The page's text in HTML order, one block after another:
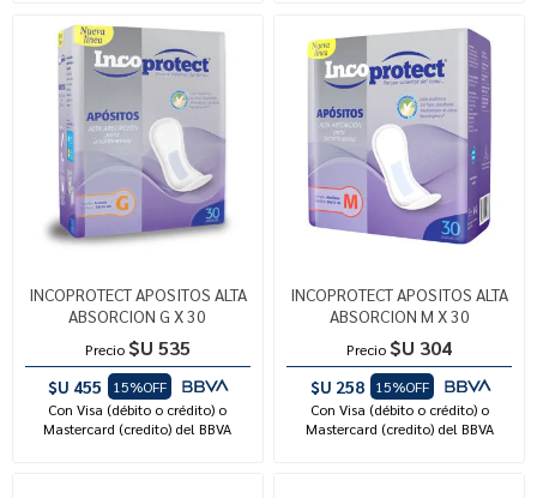
INCOPROTECT APOSITOS ALTA
ABSORCION G X 30
Precio $U 535
$U 455
15%OFF
Con Visa (débito o crédito) o
Mastercard (credito) del BBVA
INCOPROTECT APOSITOS ALTA
ABSORCION M X 30
Precio $U 304
$U 258
15%OFF
Con Visa (débito o crédito) o
Mastercard (credito) del BBVA